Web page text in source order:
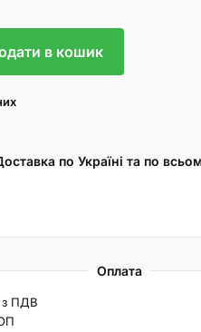
в кошик
по Україні та по
Оплата
з ПДВ